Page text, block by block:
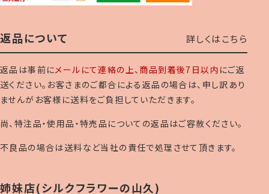
返品について 詳しくはこちら
返品は事前にメールにて連絡の上、 商品到着後7日以内 にご返
送ください。お客さまのご都合による返品の場合は、申し訳あり
ませんがお客様に送料をご負担していただきます。
尚、特注品・使用品・特売品についての返品はご容赦ください。
不良品の場合は送料など当社の責任で処理させて頂きます。
姉妹店(シルクフラワーの山久)